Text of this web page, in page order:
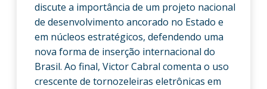
discute a importância de um projeto nacional
de desenvolvimento ancorado no Estado e
em núcleos estratégicos, defendendo uma
nova forma de inserção internacional do
Brasil. Ao final, Victor Cabral comenta o uso
crescente de tornozeleiras eletrônicas em